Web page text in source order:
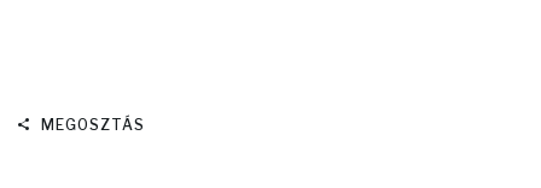
MEGOSZTÁS